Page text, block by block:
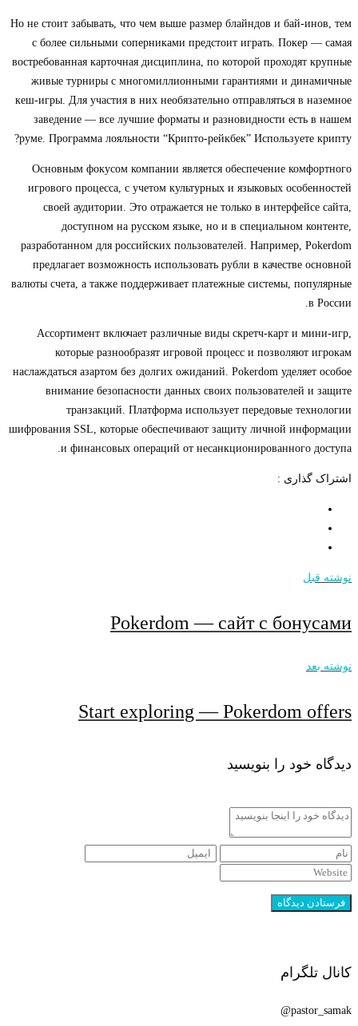
Но не стоит забывать, что чем выше размер блайндов и бай-инов, тем
с более сильными соперниками предстоит играть. Покер — самая
востребованная карточная дисциплина, по которой проходят крупные
живые турниры с многомиллионными гарантиями и динамичные
кеш-игры. Для участия в них необязательно отправляться в наземное
заведение — все лучшие форматы и разновидности есть в нашем
руме. Программа лояльности “Крипто-рейкбек” Используете крипту?
Основным фокусом компании является обеспечение комфортного
игрового процесса, с учетом культурных и языковых особенностей
своей аудитории. Это отражается не только в интерфейсе сайта,
доступном на русском языке, но и в специальном контенте,
разработанном для российских пользователей. Например, Pokerdom
предлагает возможность использовать рубли в качестве основной
валюты счета, а также поддерживает платежные системы, популярные
в России.
Ассортимент включает различные виды скретч-карт и мини-игр,
которые разнообразят игровой процесс и позволяют игрокам
наслаждаться азартом без долгих ожиданий. Pokerdom уделяет особое
внимание безопасности данных своих пользователей и защите
транзакций. Платформа использует передовые технологии
шифрования SSL, которые обеспечивают защиту личной информации
и финансовых операций от несанкционированного доступа.
اشتراک گذاری :
نوشته قبل
Pokerdom — сайт с бонусами
نوشته بعد
Start exploring — Pokerdom offers
دیدگاه خود را بنویسید
کانال تلگرام
pastor_samak@